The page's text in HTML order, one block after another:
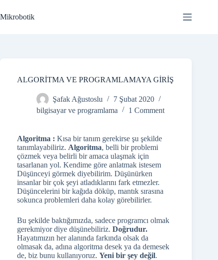
to
content
Mikrobotik
ALGORİTMA VE PROGRAMLAMAYA GİRİŞ
Şafak Ağustoslu
7 Şubat 2020
bilgisayar ve programlama
1 Comment
Algoritma : Kısa bir tanım gerekirse şu şekilde
tanımlayabiliriz. Algoritma, belli bir problemi
çözmek veya belirli bir amaca ulaşmak için
tasarlanan yol. Kendime göre anlatmak istesem
Düşünceyi görmek diyebilirim. Düşünürken
insanlar bir çok şeyi atladıklarını fark etmezler.
Düşüncelerini bir kağıda döküp, mantık sırasına
sokunca problemleri daha kolay görebilirler.
Bu şekilde baktığımızda, sadece programcı olmak
gerekmiyor diye düşünebiliriz. Doğrudur.
Hayatımızın her alanında farkında olsak da
olmasak da, adına algoritma desek ya da demesek
de, biz bunu kullanıyoruz. Yeni bir şey değil.